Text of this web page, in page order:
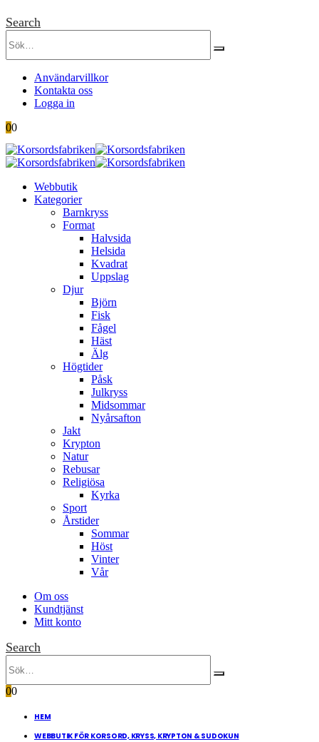
Search
Användarvillkor
Kontakta oss
Logga in
00
Webbutik
Kategorier
Barnkryss
Format
Halvsida
Helsida
Kvadrat
Uppslag
Djur
Björn
Fisk
Fågel
Häst
Älg
Högtider
Påsk
Julkryss
Midsommar
Nyårsafton
Jakt
Krypton
Natur
Rebusar
Religiösa
Kyrka
Sport
Årstider
Sommar
Höst
Vinter
Vår
Om oss
Kundtjänst
Mitt konto
Search
00
HEM
WEBBUTIK FÖR KORSORD, KRYSS, KRYPTON & SUDOKUN